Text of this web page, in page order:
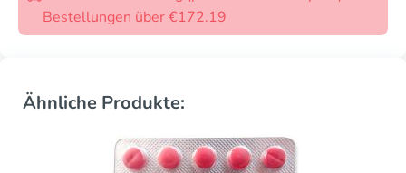
Bestellungen über €172.19
Ähnliche Produkte: